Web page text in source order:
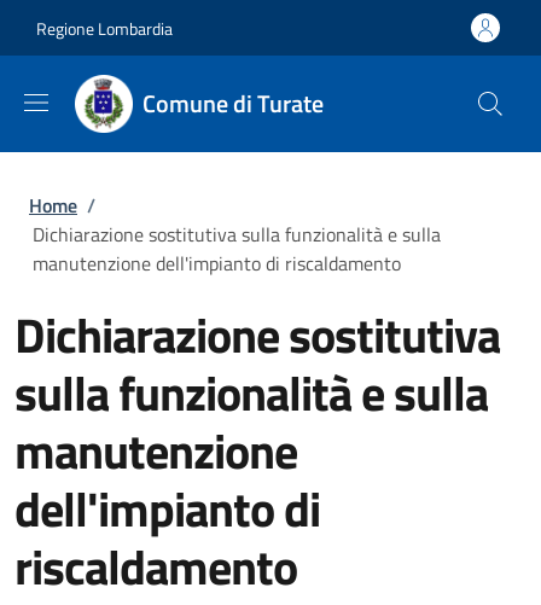
Regione Lombardia
Comune di Turate
Briciole di pane
Home /
Dichiarazione sostitutiva sulla funzionalità e sulla
manutenzione dell'impianto di riscaldamento
Dichiarazione sostitutiva
sulla funzionalità e sulla
manutenzione
dell'impianto di
riscaldamento